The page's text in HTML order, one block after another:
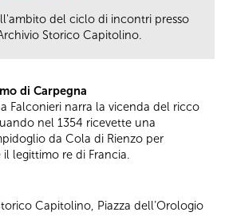
del ciclo di incontri presso
Storico Capitolino.
di Carpegna
Falconieri narra la vicenda del ricco
nel 1354 ricevette una
da Cola di Rienzo per
legittimo re di Francia.
Capitolino, Piazza dell’Orologio